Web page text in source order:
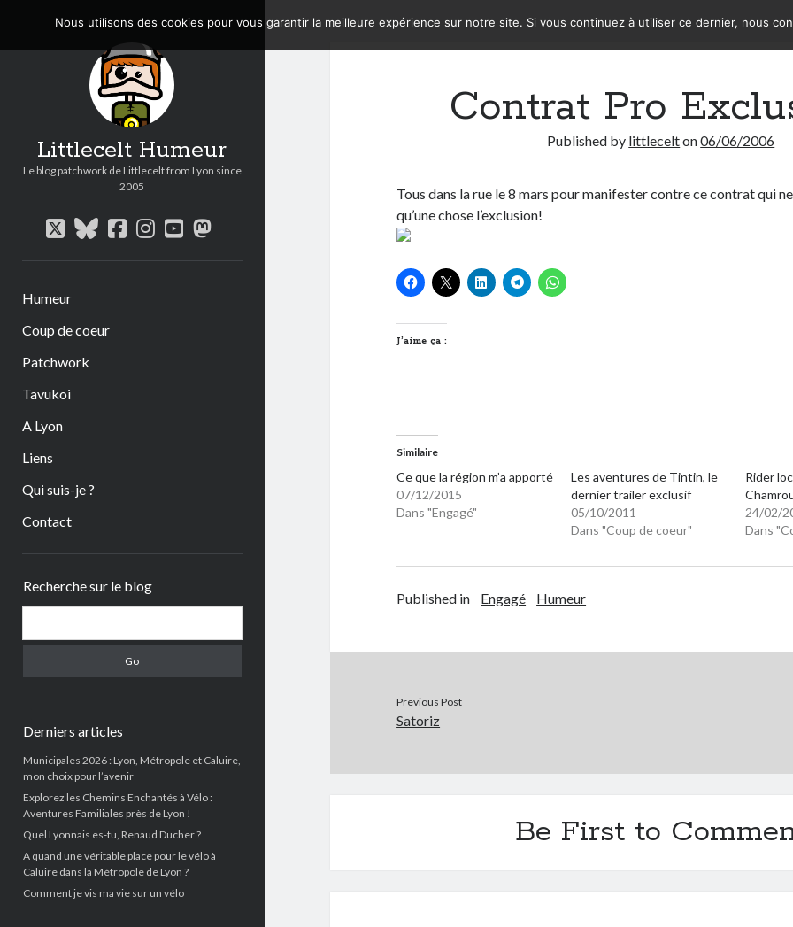
Littlecelt Humeur
Le blog patchwork de Littlecelt from Lyon since
2005
twitterbluesky
facebook
instagram
youtube
mastodon
Humeur
Coup de coeur
Patchwork
Tavukoi
A Lyon
Liens
Qui suis-je ?
Contact
Recherche sur le blog
Derniers articles
Municipales 2026 : Lyon, Métropole et Caluire,
mon choix pour l’avenir
Explorez les Chemins Enchantés à Vélo :
Aventures Familiales près de Lyon !
Quel Lyonnais es-tu, Renaud Ducher ?
A quand une véritable place pour le vélo à
Caluire dans la Métropole de Lyon ?
Comment je vis ma vie sur un vélo
Contrat Pro
Published by littlecelton06/06/2006
Tous dans la rue le 8 mars pour manifester contre ce contrat qui
qu’une chose l’exclusion!
J’aime ça :
Similaire
Ce que la région m’a apporté
07/12/2015
Dans "Engagé"
Les aventures de Tintin, le
dernier trailer exclusif
05/10/2011
Dans "Coup de coeur"
Rider
24/02/
Dans
Published in Engagé Humeur
Previous Post
Satoriz
Be First to
Nous utilisons des cookies pour vous garantir la meilleure expérience sur notre site. Si vous continuez à utiliser ce dernier, nous